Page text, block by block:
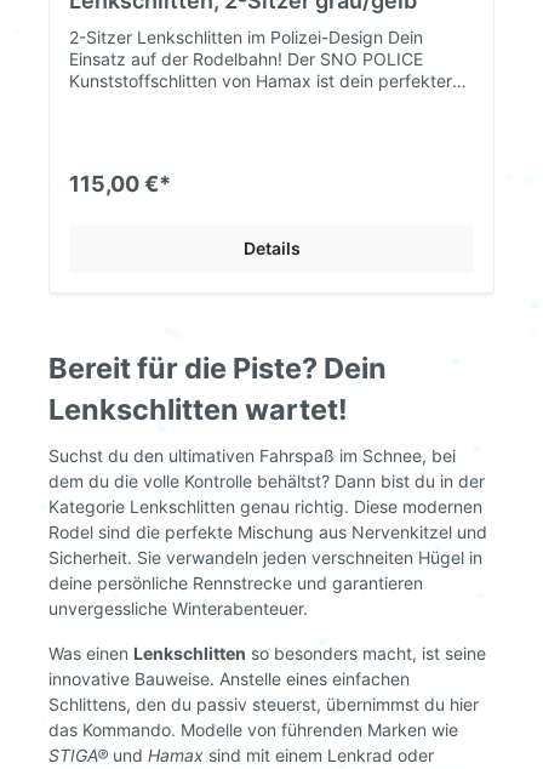
2-Sitzer Lenkschlitten im Polizei-Design Dein
Einsatz auf der Rodelbahn! Der SNO POLICE
Kunststoffschlitten von Hamax ist dein perfekter
wenn schnelles Anhalten gefragt ist. Auf dem
mitgelieferten Aufklebern verpasst du deinem
Lenkrad zur Steuerung der Kufen schnell
montierbar Aufkleber zum Dekorieren nach
Wunsch Maße ca. L 109 x B 55 x H 18 cm
20 kg Empfohlenes Mindestalter: 5 Jahre Mehr
Schlitten auf deinschlitten.de!
115,00 €*
Details
Bereit für die Piste? Dein
Lenkschlitten wartet!
Suchst du den ultimativen Fahrspaß im Schnee, bei
dem du die volle Kontrolle behältst? Dann bist du in der
Kategorie Lenkschlitten genau richtig. Diese modernen
Rodel sind die perfekte Mischung aus Nervenkitzel und
Sicherheit. Sie verwandeln jeden verschneiten Hügel in
deine persönliche Rennstrecke und garantieren
unvergessliche Winterabenteuer.
Was einen Lenkschlitten so besonders macht, ist seine
innovative Bauweise. Anstelle eines einfachen
Schlittens, den du passiv steuerst, übernimmst du hier
das Kommando. Modelle von führenden Marken wie
STIGA® und Hamax sind mit einem Lenkrad oder